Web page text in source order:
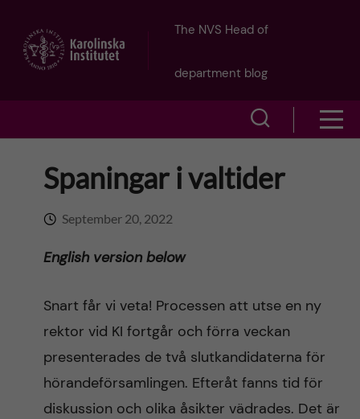
p
The NVS Head of
department blog
o
a
r
c
h
e
n
u
Spaningar i valtider
September 20, 2022
English version below
Snart får vi veta! Processen att utse en ny
rektor vid KI fortgår och förra veckan
presenterades de två slutkandidaterna för
hörandeförsamlingen. Efteråt fanns tid för
diskussion och olika åsikter vädrades. Det är